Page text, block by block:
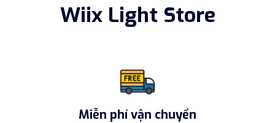
Wiix Light Store
Miễn phí vận chuyển